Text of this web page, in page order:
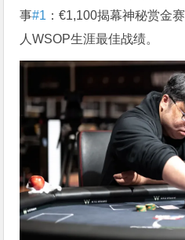
事#1 ：€1,100揭幕神秘赏金
人WSOP生涯最佳战绩。